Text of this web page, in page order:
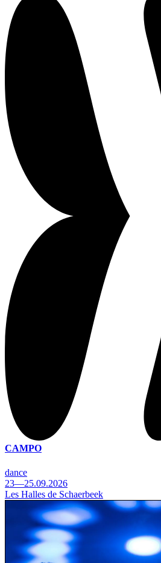
CAMPO
dance
23—25.09.2026
Les Halles de Schaerbeek